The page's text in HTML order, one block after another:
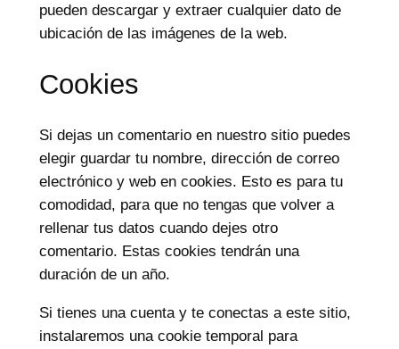
pueden descargar y extraer cualquier dato de
ubicación de las imágenes de la web.
Cookies
Si dejas un comentario en nuestro sitio puedes
elegir guardar tu nombre, dirección de correo
electrónico y web en cookies. Esto es para tu
comodidad, para que no tengas que volver a
rellenar tus datos cuando dejes otro
comentario. Estas cookies tendrán una
duración de un año.
Si tienes una cuenta y te conectas a este sitio,
instalaremos una cookie temporal para